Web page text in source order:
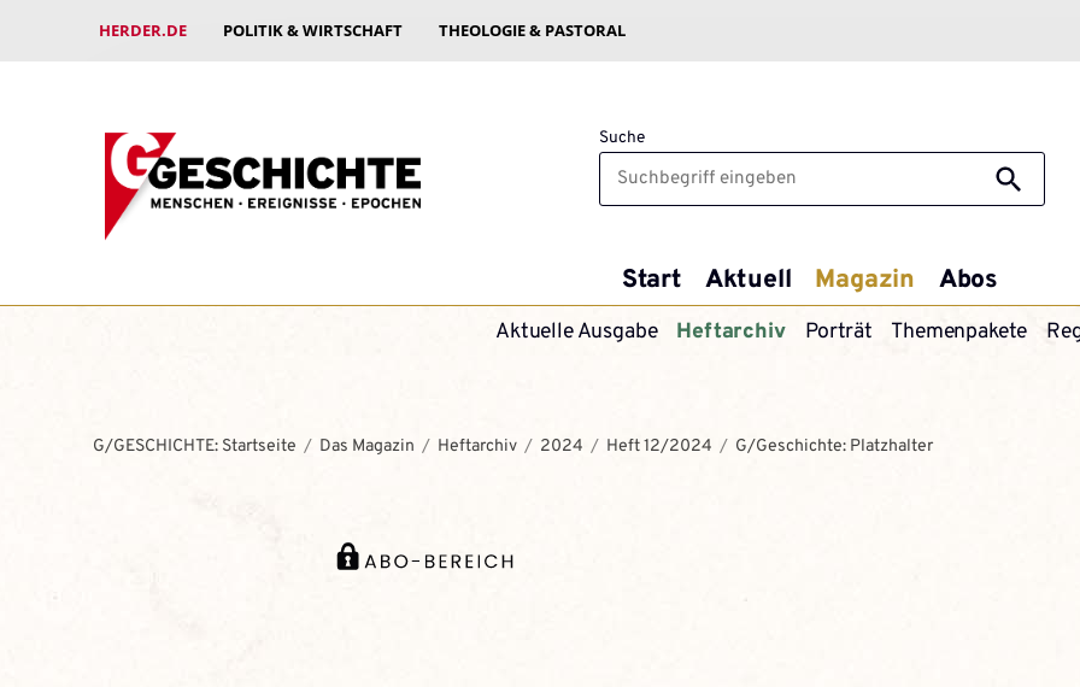
HERDER.DE POLITIK & WIRTSCHAFT THEOLOGIE & PASTORAL
Suche
Start Aktuell Magazin Abos
Aktuelle Ausgabe Heftarchiv Porträt Themenpakete
G/GESCHICHTE: Startseite Das Magazin Heftarchiv 2024 Heft 12/2024 G/Geschichte: Platzhalter